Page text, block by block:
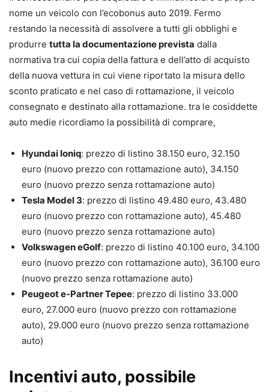
nome un veicolo con l’ecobonus auto 2019. Fermo
restando la necessità di assolvere a tutti gli obblighi e
produrre tutta la documentazione prevista dalla
normativa tra cui copia della fattura e dell’atto di acquisto
della nuova vettura in cui viene riportato la misura dello
sconto praticato e nel caso di rottamazione, il veicolo
consegnato e destinato alla rottamazione. tra le cosiddette
auto medie ricordiamo la possibilità di comprare,
Hyundai Ioniq: prezzo di listino 38.150 euro, 32.150
euro (nuovo prezzo con rottamazione auto), 34.150
euro (nuovo prezzo senza rottamazione auto)
Tesla Model 3: prezzo di listino 49.480 euro, 43.480
euro (nuovo prezzo con rottamazione auto), 45.480
euro (nuovo prezzo senza rottamazione auto)
Volkswagen eGolf: prezzo di listino 40.100 euro, 34.100
euro (nuovo prezzo con rottamazione auto), 36.100 euro
(nuovo prezzo senza rottamazione auto)
Peugeot e-Partner Tepee: prezzo di listino 33.000
euro, 27.000 euro (nuovo prezzo con rottamazione
auto), 29.000 euro (nuovo prezzo senza rottamazione
auto)
Incentivi auto, possibile